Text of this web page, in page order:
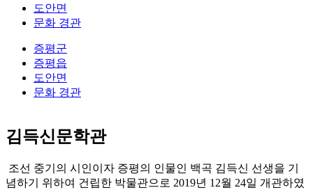
도안면
문화 경관
증평군
증평읍
도안면
문화 경관
김득신문학관
조선 중기의 시인이자 증평의 인물인 백곡 김득신 선생을 기
념하기 위하여 건립한 박물관으로 2019년 12월 24일 개관하였